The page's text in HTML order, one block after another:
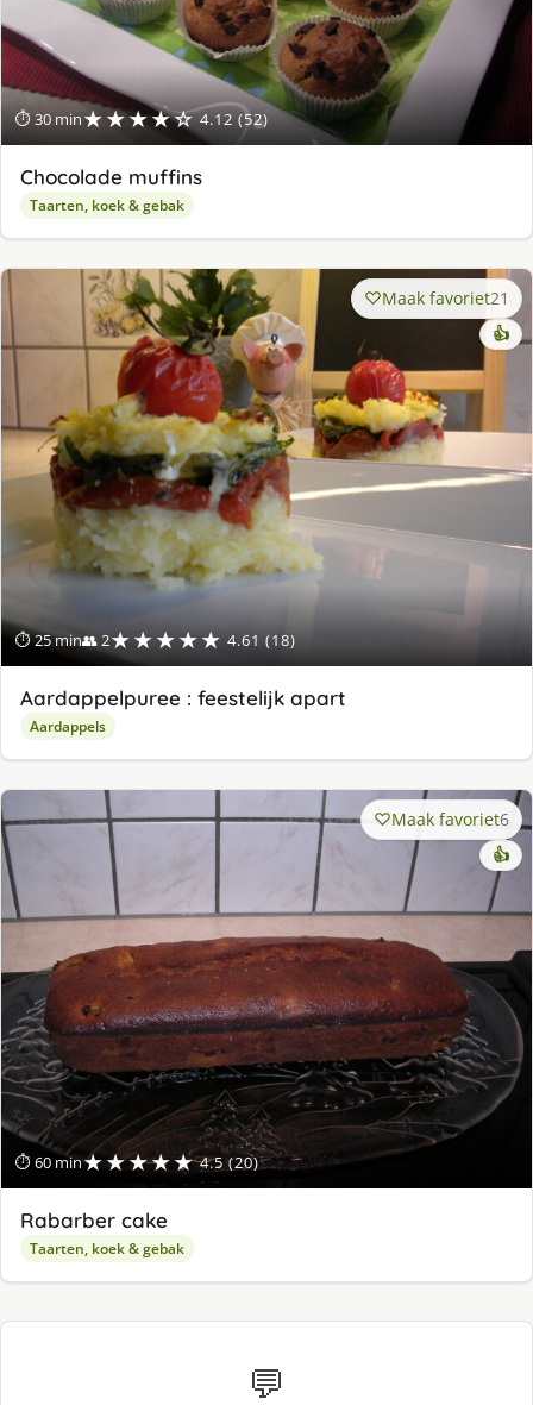
⏱ 30 min★★★★☆ 4.12 (52)
Chocolade muffins
Taarten, koek & gebak
⏱ 25 min👥 2★★★★★ 4.61 (18)
Maak favoriet21
👍
Aardappelpuree : feestelijk apart
Aardappels
⏱ 60 min★★★★★ 4.5 (20)
Maak favoriet6
👍
Rabarber cake
Taarten, koek & gebak
💬